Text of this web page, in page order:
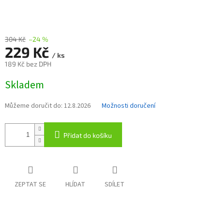
304 Kč –24 %
229 Kč / ks
189 Kč bez DPH
cena:
Skladem
Můžeme doručit do: 12.8.2026 Možnosti doručení
Přidat do košíku
ZEPTAT SE HLÍDAT SDÍLET